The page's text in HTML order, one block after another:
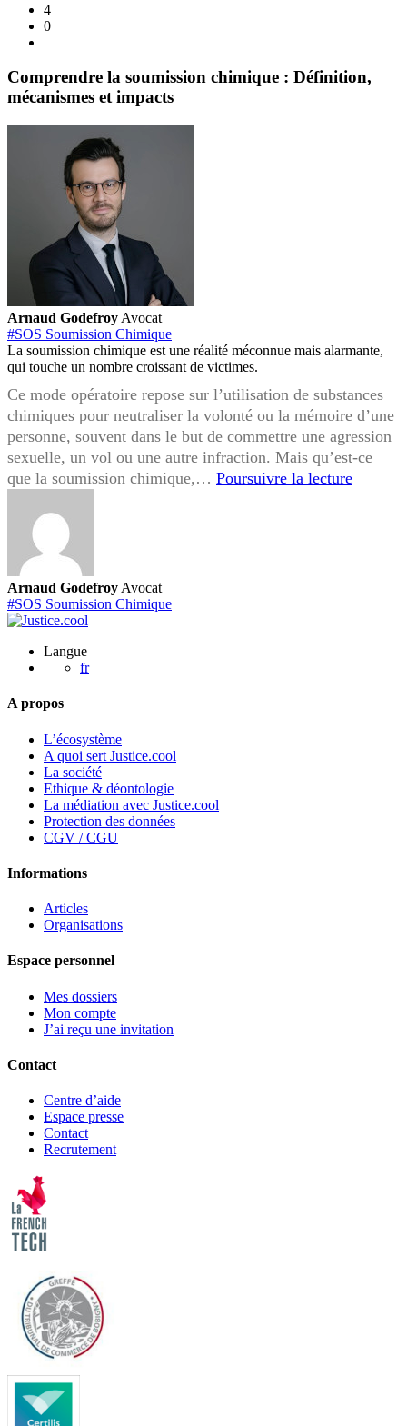
4
0
Comprendre la soumission chimique : Définition,
mécanismes et impacts
Arnaud Godefroy Avocat
#SOS Soumission Chimique
La soumission chimique est une réalité méconnue mais alarmante,
qui touche un nombre croissant de victimes.
Ce mode opératoire repose sur l’utilisation de substances
chimiques pour neutraliser la volonté ou la mémoire d’une
personne, souvent dans le but de commettre une agression
sexuelle, un vol ou une autre infraction. Mais qu’est-ce
que la soumission chimique,… Poursuivre la lecture
Arnaud Godefroy Avocat
#SOS Soumission Chimique
Langue
fr
A propos
L’écosystème
A quoi sert Justice.cool
La société
Ethique & déontologie
La médiation avec Justice.cool
Protection des données
CGV / CGU
Informations
Articles
Organisations
Espace personnel
Mes dossiers
Mon compte
J’ai reçu une invitation
Contact
Centre d’aide
Espace presse
Contact
Recrutement